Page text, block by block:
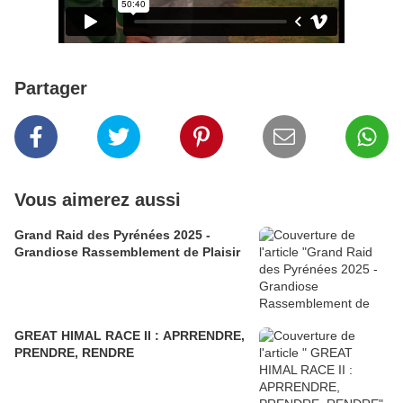
Partager
Vous aimerez aussi
Grand Raid des Pyrénées 2025 -
Grandiose Rassemblement de Plaisir
GREAT HIMAL RACE II : APRRENDRE,
PRENDRE, RENDRE